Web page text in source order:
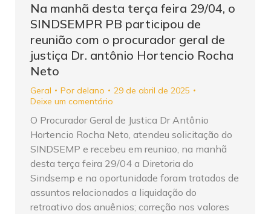
Na manhã desta terça feira 29/04, o
SINDSEMPR PB participou de
reunião com o procurador geral de
justiça Dr. antônio Hortencio Rocha
Neto
Geral Por delano
29 de abril de 2025
Deixe um comentário
O Procurador Geral de Justica Dr Antônio
Hortencio Rocha Neto, atendeu solicitação do
SINDSEMP e recebeu em reuniao, na manhã
desta terça feira 29/04 a Diretoria do
Sindsemp e na oportunidade foram tratados de
assuntos relacionados a liquidação do
retroativo dos anuênios; correção nos valores